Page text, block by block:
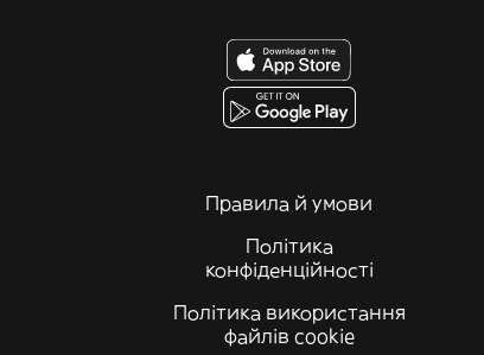
Правила й умови
Політика
конфіденційності
Політика використання
файлів cookie